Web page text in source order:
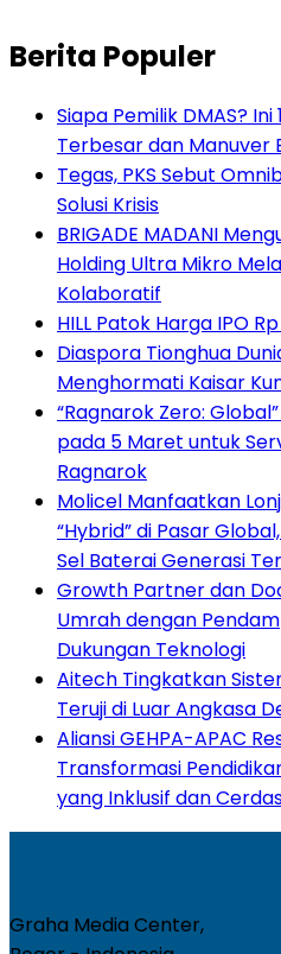
Berita Populer
Siapa Pemilik DMAS?
Terbesar dan Manuver
Tegas, PKS Sebut
Solusi Krisis
BRIGADE MADANI
Holding Ultra Mikro
Kolaboratif
HILL Patok Harga IPO Rp
Diaspora Tionghua
Menghormati Kaisar
“Ragnarok Zero:
pada 5 Maret untuk
Ragnarok
Molicel Manfaatkan
“Hybrid” di Pasar
Sel Baterai Generasi
Growth Partner dan
Umrah dengan
Dukungan Teknologi
Aitech Tingkatkan
Teruji di Luar Angkasa
Aliansi GEHPA-APAC
Transformasi
yang Inklusif dan
Graha Media Center,